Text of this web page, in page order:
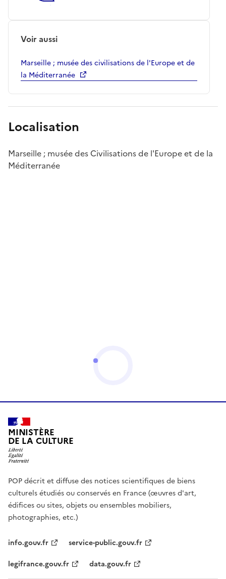
Voir aussi
Marseille ; musée des civilisations de l'Europe et de
la Méditerranée
Localisation
Marseille ; musée des Civilisations de l'Europe et de la
Méditerranée
MINISTÈRE
DE LA CULTURE
POP décrit et diffuse des notices scientifiques de biens
culturels étudiés ou conservés en France (œuvres d'art,
édifices ou sites, objets ou ensembles mobiliers,
photographies, etc.)
info.gouv.fr
service-public.gouv.fr
legifrance.gouv.fr
data.gouv.fr